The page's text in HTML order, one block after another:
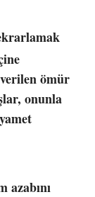
ömür
onunla
azabını